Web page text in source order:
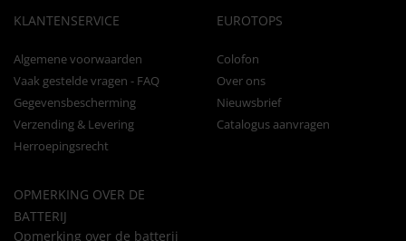
KLANTENSERVICE
Algemene voorwaarden
Vaak gestelde vragen - FAQ
Gegevensbescherming
Verzending & Levering
Herroepingsrecht
OPMERKING OVER DE
BATTERIJ
Opmerking over de batterij
EUROTOPS
Colofon
Over ons
Nieuwsbrief
Catalogus aanvragen